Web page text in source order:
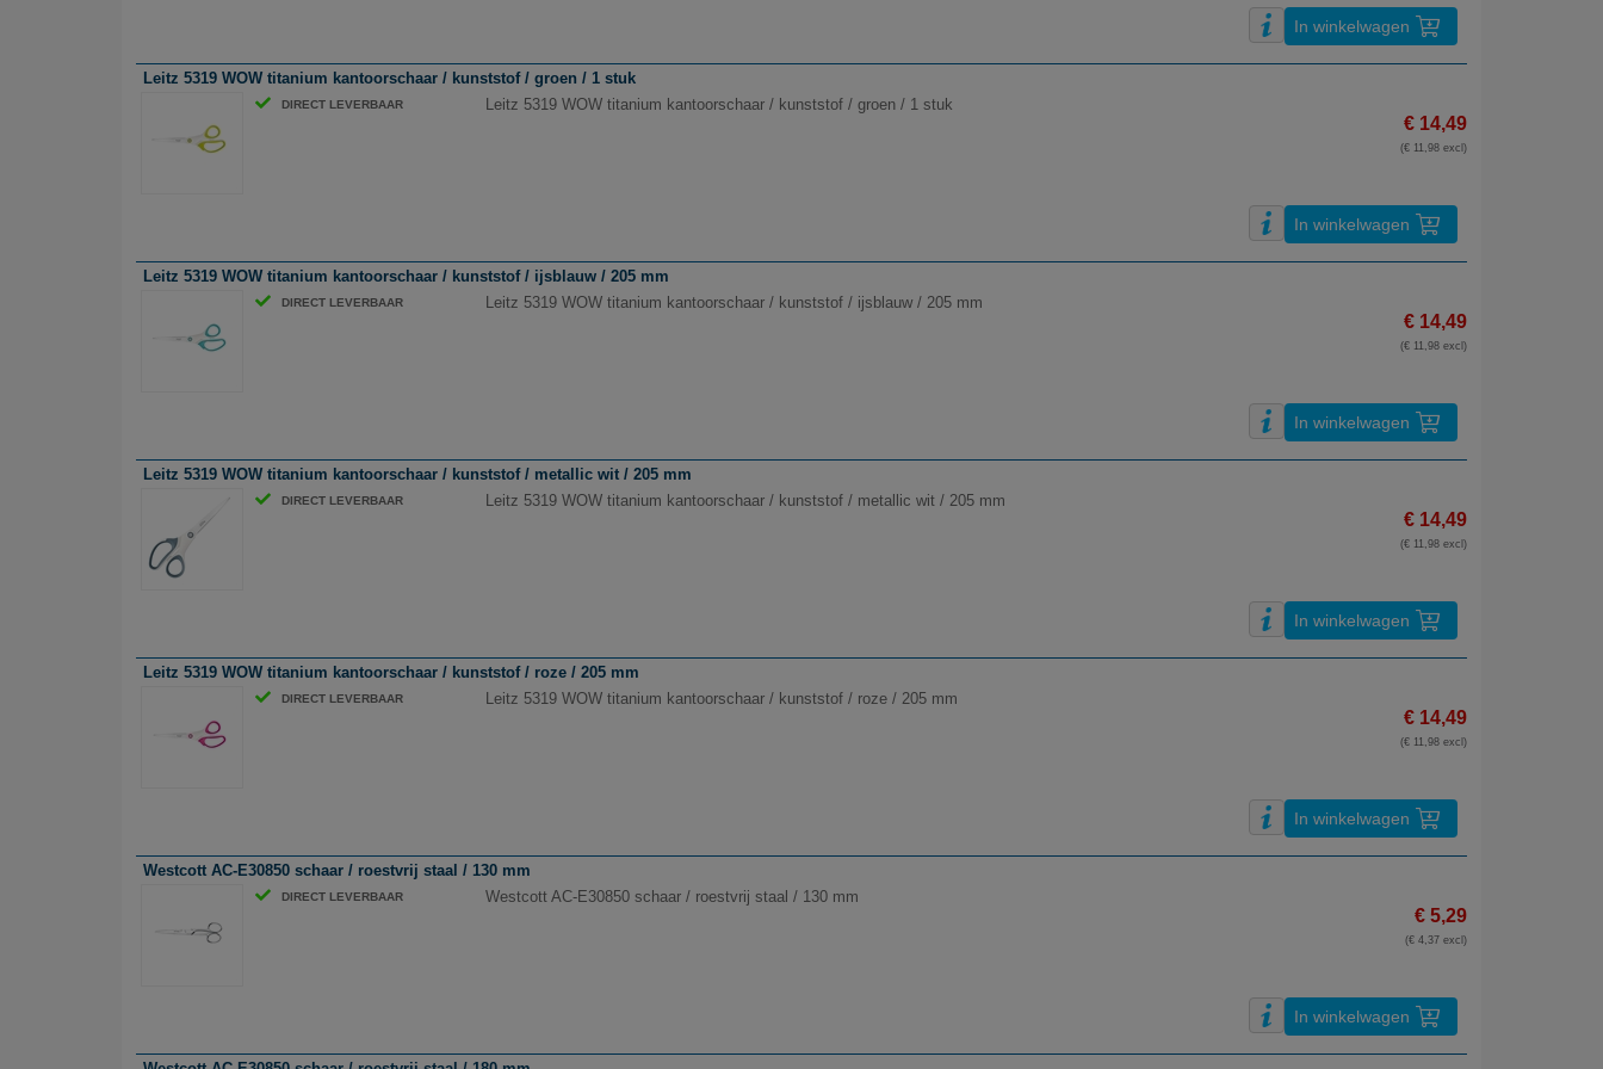
In winkelwagen
Leitz 5319 WOW titanium kantoorschaar / kunststof / groen / 1 stuk
DIRECT LEVERBAAR Leitz 5319 WOW titanium kantoorschaar / kunststof / groen / 1 stuk
€ 14,49
(€ 11,98 excl)
In winkelwagen
Leitz 5319 WOW titanium kantoorschaar / kunststof / ijsblauw / 205 mm
DIRECT LEVERBAAR Leitz 5319 WOW titanium kantoorschaar / kunststof / ijsblauw / 205 mm
€ 14,49
(€ 11,98 excl)
In winkelwagen
Leitz 5319 WOW titanium kantoorschaar / kunststof / metallic wit / 205 mm
DIRECT LEVERBAAR Leitz 5319 WOW titanium kantoorschaar / kunststof / metallic wit / 205 mm
€ 14,49
(€ 11,98 excl)
In winkelwagen
Leitz 5319 WOW titanium kantoorschaar / kunststof / roze / 205 mm
DIRECT LEVERBAAR Leitz 5319 WOW titanium kantoorschaar / kunststof / roze / 205 mm
€ 14,49
(€ 11,98 excl)
In winkelwagen
Westcott AC-E30850 schaar / roestvrij staal / 130 mm
DIRECT LEVERBAAR Westcott AC-E30850 schaar / roestvrij staal / 130 mm
€ 5,29
(€ 4,37 excl)
In winkelwagen